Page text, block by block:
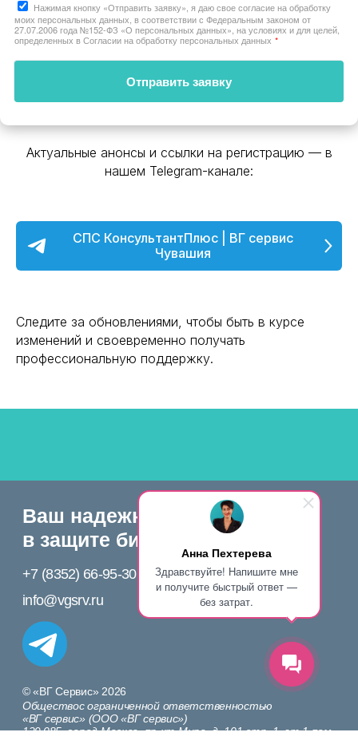
Анна Пехтерева
Здравствуйте! Напишите мне
и получите быстрый ответ —
без затрат.
Нажимая кнопку «Отправить заявку», я даю свое согласие на обработку
моих персональных данных, в соответствии с Федеральным законом от
27.07.2006 года №152-ФЗ «О персональных данных», на условиях и для целей,
определенных в Согласии на обработку персональных данных *
Отправить заявку
Актуальные анонсы и ссылки на регистрацию — в
нашем Telegram-канале:
СПС КонсультантПлюс | ВГ сервис
Чувашия
Следите за обновлениями, чтобы быть в курсе
изменений и своевременно получать
профессиональную поддержку.